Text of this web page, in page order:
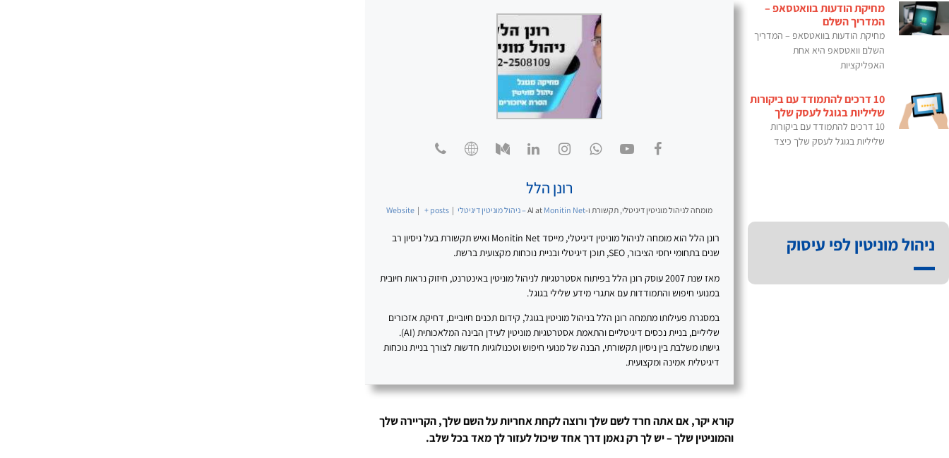
מחיקת הודעות בוואטסאפ –
המדריך השלם
מחיקת הודעות בוואטסאפ – המדריך
השלם וואטסאפ היא אחת
האפליקציות
10 דרכים להתמודד עם ביקורות
שליליות בגוגל לעסק שלך
10 דרכים להתמודד עם ביקורות
שליליות בגוגל לעסק שלך כיצד
ניהול מוניטין לפי עיסוק
רונן הלל
מומחה לניהול מוניטין דיגיטלי, תקשורת ו-AI at Monitin Net – ניהול מוניטין דיגיטלי |
Website | + posts
רונן הלל הוא מומחה לניהול מוניטין דיגיטלי, מייסד Monitin Net ואיש תקשורת בעל ניסיון רב
שנים בתחומי יחסי הציבור, SEO, תוכן דיגיטלי ובניית נוכחות מקצועית ברשת.
מאז שנת 2007 עוסק רונן הלל בפיתוח אסטרטגיות לניהול מוניטין באינטרנט, חיזוק נראות חיובית
במנועי חיפוש והתמודדות עם אתגרי מידע שלילי בגוגל.
במסגרת פעילותו מתמחה רונן הלל בניהול מוניטין בגוגל, קידום תכנים חיוביים, דחיקת אזכורים
שליליים, בניית נכסים דיגיטליים והתאמת אסטרטגיות מוניטין לעידן הבינה המלאכותית (AI).
גישתו משלבת בין ניסיון תקשורתי, הבנה של מנועי חיפוש וטכנולוגיות חדשות לצורך בניית נוכחות
דיגיטלית אמינה ומקצועית.
קורא יקר, אם אתה חרד לשם שלך ורוצה לקחת אחריות על השם שלך, הקריירה שלך
והמוניטין שלך – יש לך רק נאמן דרך אחד שיכול לעזור לך מאד בכל שלב.